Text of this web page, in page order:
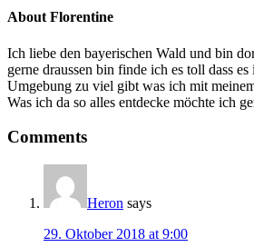
About Florentine
Ich liebe den bayerischen Wald und bin
gerne draussen bin finde ich es toll dass es
Umgebung zu viel gibt was ich mit
Was ich da so alles entdecke möchte ich
Comments
Heron says
29. Oktober 2018 at 9:00